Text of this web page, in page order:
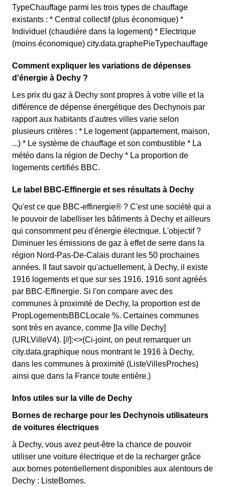
TypeChauffage parmi les trois types de chauffage
existants : * Central collectif (plus économique) *
Individuel (chaudière dans la logement) * Electrique
(moins économique) city.data.graphePieTypechauffage
Comment expliquer les variations de dépenses
d'énergie à Dechy ?
Les prix du gaz à Dechy sont propres à votre ville et la
différence de dépense énergétique des Dechynois par
rapport aux habitants d'autres villes varie selon
plusieurs critères : * Le logement (appartement, maison,
...) * Le système de chauffage et son combustible * La
météo dans la région de Dechy * La proportion de
logements certifiés BBC.
Le label BBC-Effinergie et ses résultats à Dechy
Qu'est ce que BBC-effinergie® ? C'est une société qui a
le pouvoir de labelliser les bâtiments à Dechy et ailleurs
qui consomment peu d'énergie électrique. L'objectif ?
Diminuer les émissions de gaz à effet de serre dans la
région Nord-Pas-De-Calais durant les 50 prochaines
années. Il faut savoir qu'actuellement, à Dechy, il existe
1916 logements et que sur ses 1916, 1916 sont agréés
par BBC-Effinergie. Si l'on compare avec des
communes à proximité de Dechy, la proportion est de
PropLogementsBBCLocale %. Certaines communes
sont très en avance, comme [la ville Dechy]
(URLVilleV4). [//]:<>(Ci-joint, on peut remarquer un
city.data.graphique nous montrant le 1916 à Dechy,
dans les communes à proximité (ListeVillesProches)
ainsi que dans la France toute entière.)
Infos utiles sur la ville de Dechy
Bornes de recharge pour les Dechynois utilisateurs
de voitures électriques
à Dechy, vous avez peut-être la chance de pouvoir
utiliser une voiture électrique et de la recharger grâce
aux bornes potentiellement disponibles aux alentours de
Dechy : ListeBornes.